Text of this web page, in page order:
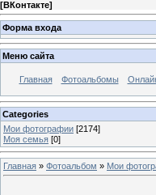
[ВКонтакте]
Форма входа
Меню сайта
Главная Фотоальбомы
Categories
Мои фотографии [2174]
Моя семья [0]
Главная » Фотоальбом » Мои